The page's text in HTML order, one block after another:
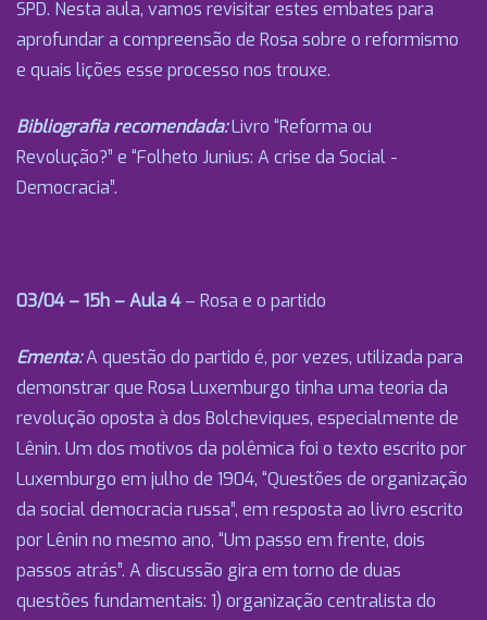
SPD. Nesta aula, vamos revisitar estes embates para
aprofundar a compreensão de Rosa sobre o reformismo
e quais lições esse processo nos trouxe.
Bibliografia recomendada:Livro “Reforma ou
Revolução?” e “Folheto Junius: A crise da Social -
Democracia”.
03/04 – 15h – Aula 4– Rosa e o partido
Ementa:A questão do partido é, por vezes, utilizada para
demonstrar que Rosa Luxemburgo tinha uma teoria da
revolução oposta à dos Bolcheviques, especialmente de
Lênin. Um dos motivos da polêmica foi o texto escrito por
Luxemburgo em julho de 1904, “Questões de organização
da social democracia russa”, em resposta ao livro escrito
por Lênin no mesmo ano, “Um passo em frente, dois
passos atrás”. A discussão gira em torno de duas
questões fundamentais: 1) organização centralista do